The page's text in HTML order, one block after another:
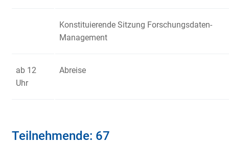
Konstituierende Sitzung Forschungsdaten-
Management
ab 12
Uhr
Abreise
Teilnehmende: 67